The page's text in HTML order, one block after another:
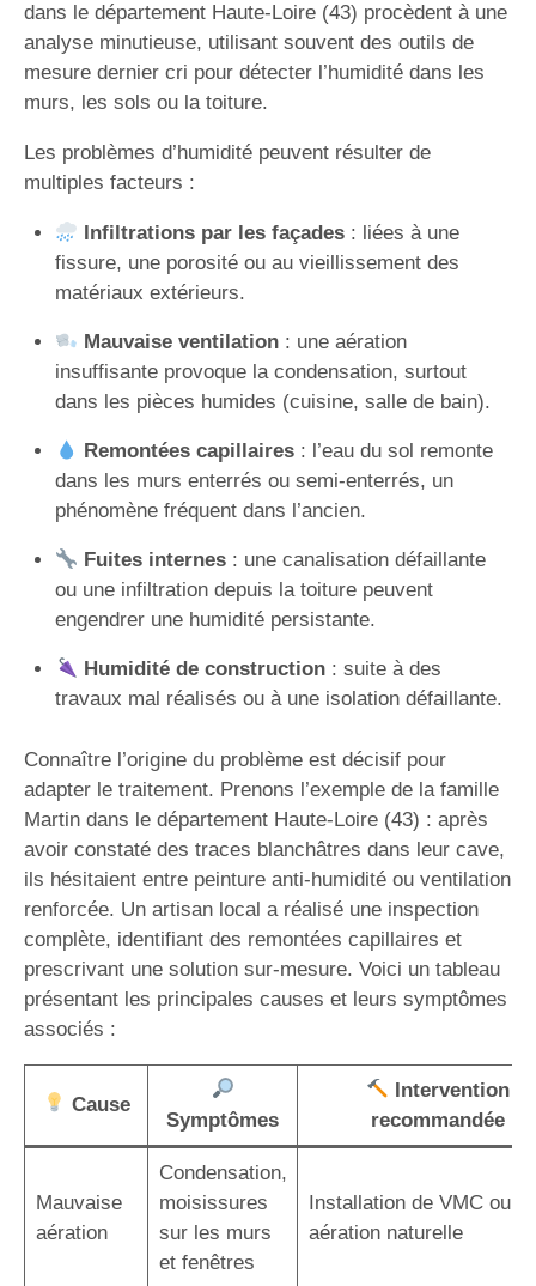
dans le département Haute-Loire (43) procèdent à une
analyse minutieuse, utilisant souvent des outils de
mesure dernier cri pour détecter l’humidité dans les
murs, les sols ou la toiture.
Les problèmes d’humidité peuvent résulter de
multiples facteurs :
Infiltrations par les façades: liées à une
fissure, une porosité ou au vieillissement des
matériaux extérieurs.
Mauvaise ventilation: une aération
insuffisante provoque la condensation, surtout
dans les pièces humides (cuisine, salle de bain).
Remontées capillaires: l’eau du sol remonte
dans les murs enterrés ou semi-enterrés, un
phénomène fréquent dans l’ancien.
Fuites internes: une canalisation défaillante
ou une infiltration depuis la toiture peuvent
engendrer une humidité persistante.
Humidité de construction: suite à des
travaux mal réalisés ou à une isolation défaillante.
Connaître l’origine du problème est décisif pour
adapter le traitement. Prenons l’exemple de la famille
Martin dans le département Haute-Loire (43) : après
avoir constaté des traces blanchâtres dans leur cave,
ils hésitaient entre peinture anti-humidité ou ventilation
renforcée. Un artisan local a réalisé une inspection
complète, identifiant des remontées capillaires et
prescrivant une solution sur-mesure. Voici un tableau
présentant les principales causes et leurs symptômes
associés :
Cause
Symptômes
Intervention
recommandée
Mauvaise
aération
Condensation,
moisissures
sur les murs
et fenêtres
Installation de VMC ou
aération naturelle